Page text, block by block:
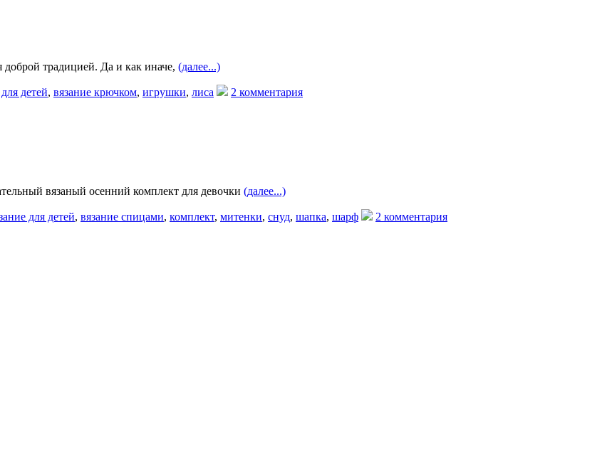
традицией. Да и как иначе, (далее...)
детей, вязание крючком, игрушки, лиса 2 комментария
вязаный осенний комплект для девочки (далее...)
для детей, вязание спицами, комплект, митенки, снуд, шапка, шарф
2 комментария